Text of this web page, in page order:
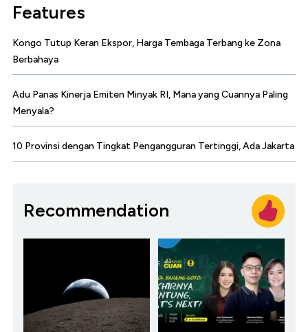
Features
Kongo Tutup Keran Ekspor, Harga Tembaga Terbang ke Zona
Berbahaya
Adu Panas Kinerja Emiten Minyak RI, Mana yang Cuannya Paling
Menyala?
10 Provinsi dengan Tingkat Pengangguran Tertinggi, Ada Jakarta
Recommendation